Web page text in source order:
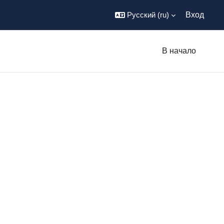
Русский ‎(ru)‎ Вход
В начало